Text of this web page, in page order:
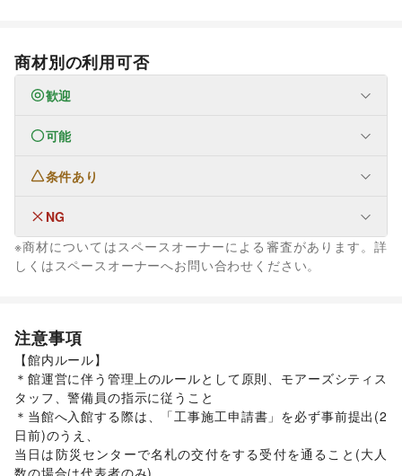
商材別の利用可否
歓迎
なし可能
ファッション
ユニセックス
/ジュエリー・アクセサリー/メガネ・アイウェア/ 腕時計/
靴/バッグ・革小物/ファッション雑貨/ 和服・着物
軽食・ホットスナック
ワイン・洋酒
物産展・マルシェ/キッチンカー・移動販売/
野菜・果物・生鮮食品/その他フード・飲食
インテリア・生活雑貨
インテリア
キッチン雑貨・調理器具 /掃除用品・生活便利品 /文房具/
手芸・ハンドメイド/
条件あり
なしNG
なし
※商材についてはスペースオーナーによる審査があります。詳
しくはスペースオーナーへお問い合わせください。
注意事項
【館内ルール】
＊館運営に伴う管理上のルールとして原則、モアーズシティス
タッフ、警備員の指示に従うこと
＊当館へ入館する際は、「工事施工申請書」を必ず事前提出(2
日前)のうえ、
当日は防災センターで名札の交付をする受付を通ること(大人